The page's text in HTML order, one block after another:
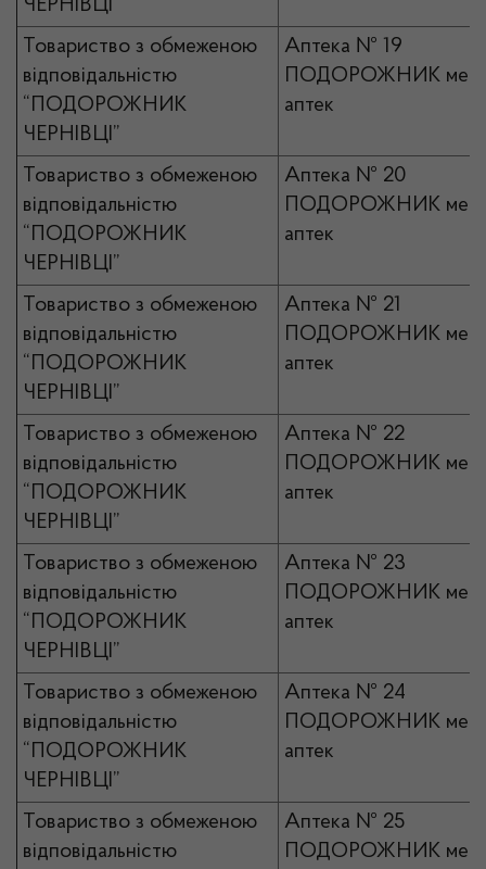
ЧЕРНІВЦІ”
Товариство з обмеженою
відповідальністю
“ПОДОРОЖНИК
ЧЕРНІВЦІ”
Аптека № 19
ПОДОРОЖНИК
аптек
Товариство з обмеженою
відповідальністю
“ПОДОРОЖНИК
ЧЕРНІВЦІ”
Аптека № 20
ПОДОРОЖНИК
аптек
Товариство з обмеженою
відповідальністю
“ПОДОРОЖНИК
ЧЕРНІВЦІ”
Аптека № 21
ПОДОРОЖНИК
аптек
Товариство з обмеженою
відповідальністю
“ПОДОРОЖНИК
ЧЕРНІВЦІ”
Аптека № 22
ПОДОРОЖНИК
аптек
Товариство з обмеженою
відповідальністю
“ПОДОРОЖНИК
ЧЕРНІВЦІ”
Аптека № 23
ПОДОРОЖНИК
аптек
Товариство з обмеженою
відповідальністю
“ПОДОРОЖНИК
ЧЕРНІВЦІ”
Аптека № 24
ПОДОРОЖНИК
аптек
Товариство з обмеженою
відповідальністю
Аптека № 25
ПОДОРОЖНИК